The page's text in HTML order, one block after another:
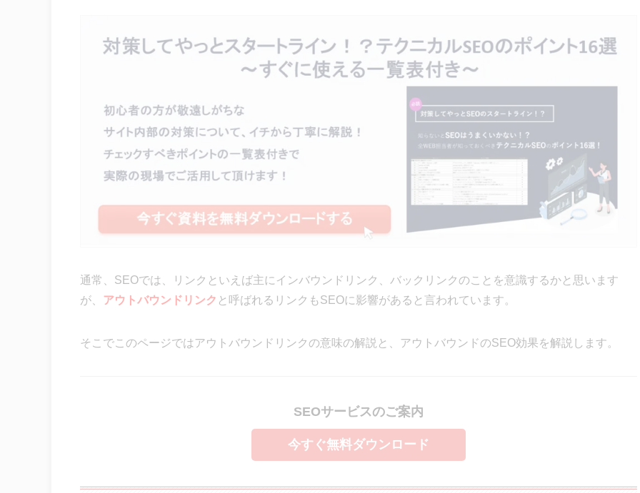
通常、SEOでは、リンクといえば主にインバウンドリンク、バックリンクのことを意識するかと思います
が、 アウトバウンドリンク と呼ばれるリンクもSEOに影響があると言われています。
そこでこのページではアウトバウンドリンクの意味の解説と、アウトバウンドのSEO効果を解説します。
SEOサービスのご案内
今すぐ無料ダウンロード